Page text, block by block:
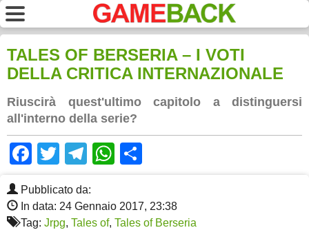
TALES OF BERSERIA – I VOTI
DELLA CRITICA INTERNAZIONALE
Riuscirà quest'ultimo capitolo a distinguersi
all'interno della serie?
Facebook
TwitterTelegram
WhatsApp
Pubblicato da:
In data: 24 Gennaio 2017, 23:38
Tag: Jrpg, Tales of, Tales of Berseria